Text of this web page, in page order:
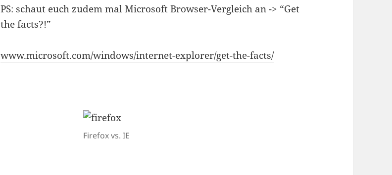
PS: schaut euch zudem mal Microsoft Browser-Vergleich an -> “Get
the facts?!”
www.microsoft.com/windows/internet-explorer/get-the-facts/
Firefox vs. IE